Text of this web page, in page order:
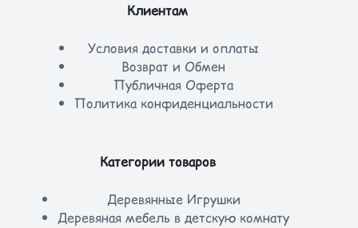
Клиентам
Условия доставки и оплаты
Возврат и Обмен
Публичная Оферта
Политика конфиденциальности
Категории товаров
Деревянные Игрушки
Деревяная мебель в детскую комнату